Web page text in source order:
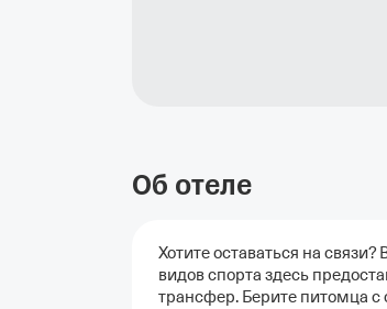
Об отеле
Хотите оставаться на
видов спорта здесь
трансфер. Берите питомца